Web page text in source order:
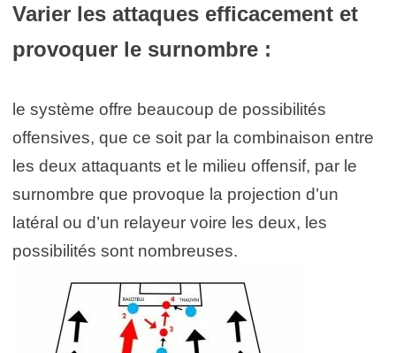
Varier les attaques efficacement et
provoquer le surnombre :
le système offre beaucoup de possibilités
offensives, que ce soit par la combinaison entre
les deux attaquants et le milieu offensif, par le
surnombre que provoque la projection d’un
latéral ou d’un relayeur voire les deux, les
possibilités sont nombreuses.